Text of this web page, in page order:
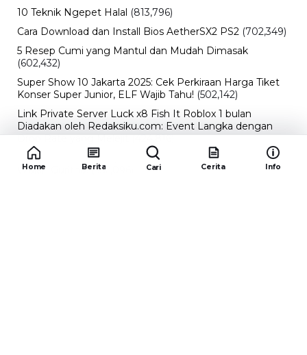
10 Teknik Ngepet Halal (813,796)
Cara Download dan Install Bios AetherSX2 PS2 (702,349)
5 Resep Cumi yang Mantul dan Mudah Dimasak
(602,432)
Super Show 10 Jakarta 2025: Cek Perkiraan Harga Tiket
Konser Super Junior, ELF Wajib Tahu! (502,142)
Link Private Server Luck x8 Fish It Roblox 1 bulan
Diadakan oleh Redaksiku.com: Event Langka dengan
Drop Rate yang Melejit (424,816)
10 Film Indonesia Tayang November 2024, Ada Film
Wulan Guritno! (352,096)
Home Berita Cari Cerita Info